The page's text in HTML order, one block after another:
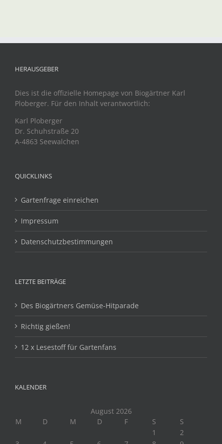
HERAUSGEBER
Dies ist die offizielle Homepage von Biogärtner Karl
Ploberger. Für den Inhalt verantwortlich:
Karl Ploberger
Dr. Schuhstraße 20
A-4863 Seewalchen
QUICKLINKS
Gartenfrage einreichen
Impressum
Datenschutzbestimmungen
LETZTE BEITRÄGE
Des Biogärtners Gemüse-Hitparade
Richtig gießen!
12 x Lesestoff für Gartenfans
KALENDER
August 2026
M
D M D F S
S
1
2